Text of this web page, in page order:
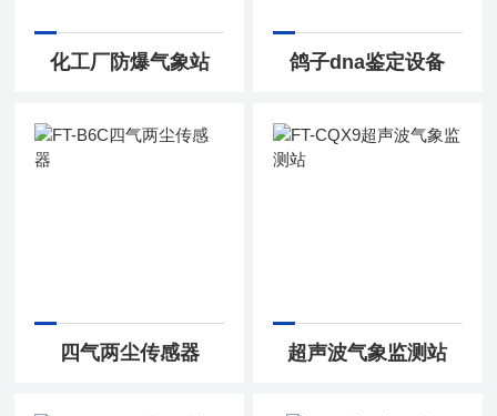
化工厂防爆气象站 鸽子dna鉴定设备
四气两尘传感器 超声波气象监测站